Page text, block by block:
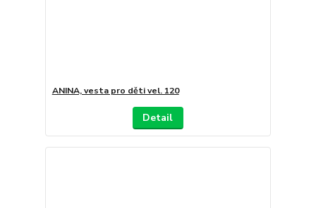
ANINA, vesta pro děti vel. 120
Detail